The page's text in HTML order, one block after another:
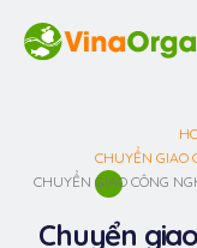
CHUYỂN GIAO
CHUYỂN GIAO CÔNG
Chuyển